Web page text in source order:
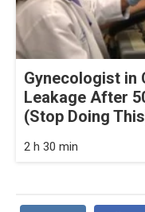
Gynecologist in
Leakage After
(Stop Doing
2 h 30 min